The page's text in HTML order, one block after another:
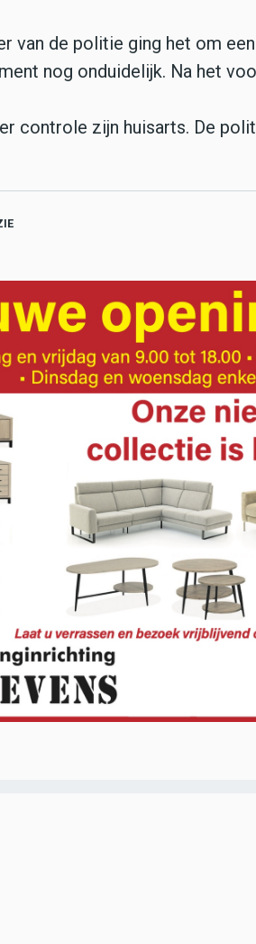
van de politie ging het om
nog onduidelijk. Na het
controle zijn huisarts. De